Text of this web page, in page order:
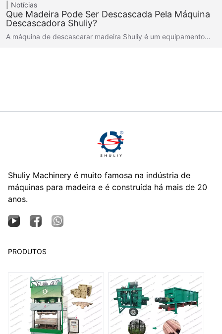
Notícias
Que Madeira Pode Ser Descascada Pela Máquina
Descascadora Shuliy?
A máquina de descascarar madeira Shuliy é um equipamento…
Shuliy Machinery é muito famosa na indústria de
máquinas para madeira e é construída há mais de 20
anos.
PRODUTOS